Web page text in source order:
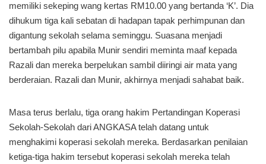
memiliki sekeping wang kertas RM10.00 yang bertanda ‘K’. Dia
dihukum tiga kali sebatan di hadapan tapak perhimpunan dan
digantung sekolah selama seminggu. Suasana menjadi
bertambah pilu apabila Munir sendiri meminta maaf kepada
Razali dan mereka berpelukan sambil diiringi air mata yang
berderaian. Razali dan Munir, akhirnya menjadi sahabat baik.
Masa terus berlalu, tiga orang hakim Pertandingan Koperasi
Sekolah-Sekolah dari ANGKASA telah datang untuk
menghakimi koperasi sekolah mereka. Berdasarkan penilaian
ketiga-tiga hakim tersebut koperasi sekolah mereka telah